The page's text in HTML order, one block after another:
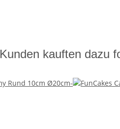
Kunden kauften dazu